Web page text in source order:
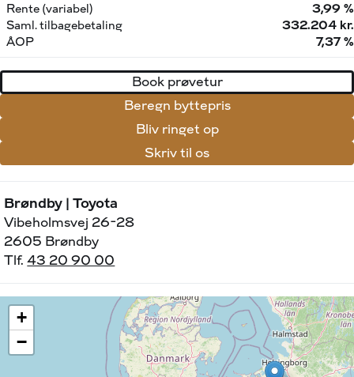
Rente (variabel)
3,99 %
Saml. tilbagebetaling
332.204 kr.
ÅOP
7,37 %
Book prøvetur
Beregn byttepris
Bliv ringet op
Skriv til os
Brøndby | Toyota
Vibeholmsvej 26-28
2605 Brøndby
Tlf.43 20 90 00